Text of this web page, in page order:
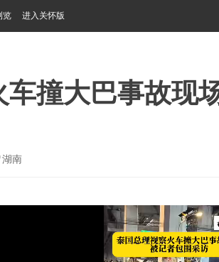
览 进入关怀版
撞大巴事故现
湖南